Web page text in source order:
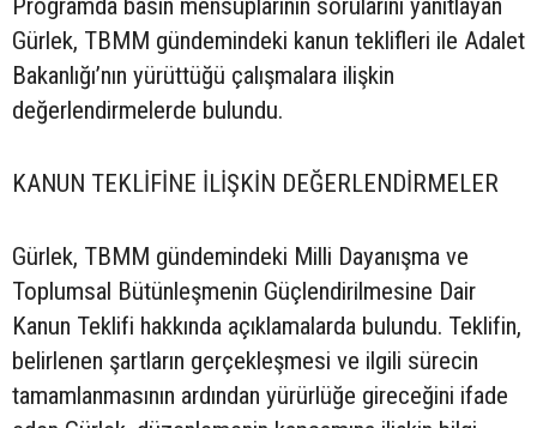
Programda basın mensuplarının sorularını yanıtlayan
Gürlek, TBMM gündemindeki kanun teklifleri ile Adalet
Bakanlığı’nın yürüttüğü çalışmalara ilişkin
değerlendirmelerde bulundu.
KANUN TEKLİFİNE İLİŞKİN DEĞERLENDİRMELER
Gürlek, TBMM gündemindeki Milli Dayanışma ve
Toplumsal Bütünleşmenin Güçlendirilmesine Dair
Kanun Teklifi hakkında açıklamalarda bulundu. Teklifin,
belirlenen şartların gerçekleşmesi ve ilgili sürecin
tamamlanmasının ardından yürürlüğe gireceğini ifade